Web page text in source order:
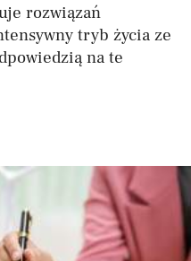
rozwiązań
tryb życia ze
na te